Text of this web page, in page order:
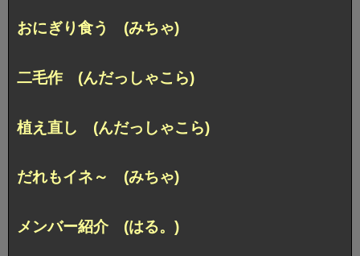
おにぎり食う (みちゃ)
二毛作 (んだっしゃこら)
植え直し (んだっしゃこら)
だれもイネ～ (みちゃ)
メンバー紹介 (はる。)